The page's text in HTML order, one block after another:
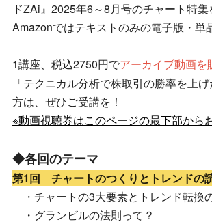
ドZAi』2025年6～8月号のチャート特集
Amazonではテキストのみの電子版・単
1講座、税込2750円でアーカイブ動画を
「テクニカル分析で株取引の勝率を上
方は、ぜひご受講を！
※動画視聴券はこのページの最下部から
◆各回のテーマ
第1回 チャートのつくりとトレンドの
・チャートの3大要素とトレンド転換
・グランビルの法則って？